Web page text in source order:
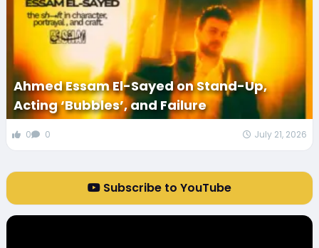
Ahmed Essam El-Sayed on Stand-Up,
Acting ‘Bubbles’, and Failure
0 0 July 21, 2026
Subscribe to YouTube